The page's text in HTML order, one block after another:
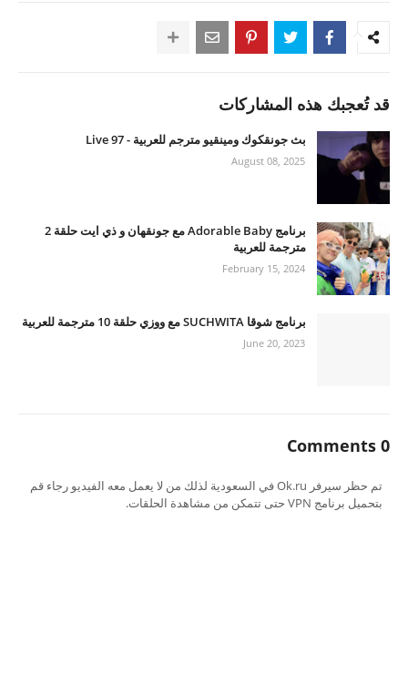
قد تُعجبك هذه المشاركات
بث جونقكوك ومينقيو مترجم للعربية - 97 Live
August 08, 2025
برنامج Adorable Baby مع جونقهان و ذي ايت حلقة 2
مترجمة للعربية
February 15, 2024
برنامج شوقا SUCHWITA مع ووزي حلقة 10 مترجمة للعربية
June 20, 2023
0 Comments
تم حظر سيرفر Ok.ru في السعودية لذلك من لا يعمل معه الفيديو رجاء قم
بتحميل برنامج VPN حتى تتمكن من مشاهدة الحلقات.